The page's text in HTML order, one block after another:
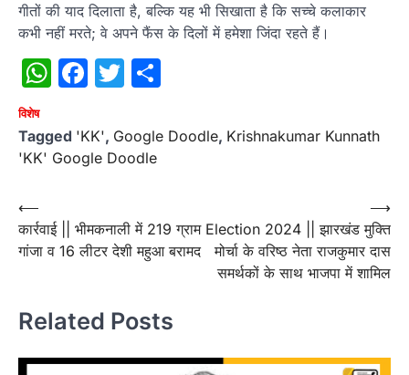
गीतों की याद दिलाता है, बल्कि यह भी सिखाता है कि सच्चे कलाकार
कभी नहीं मरते; वे अपने फैंस के दिलों में हमेशा जिंदा रहते हैं।
WhatsApp
Facebook
Twitter
विशेष
Tagged 'KK', Google Doodle, Krishnakumar Kunnath
'KK' Google Doodle
Post
navigation
⟵
कार्रवाई || भीमकनाली में 219 ग्राम
गांजा व 16 लीटर देशी महुआ बरामद
Election 2024 || झारखंड मुक्ति
मोर्चा के वरिष्ठ नेता राजकुमार दास
समर्थकों के साथ भाजपा में शामिल
⟶
Related Posts